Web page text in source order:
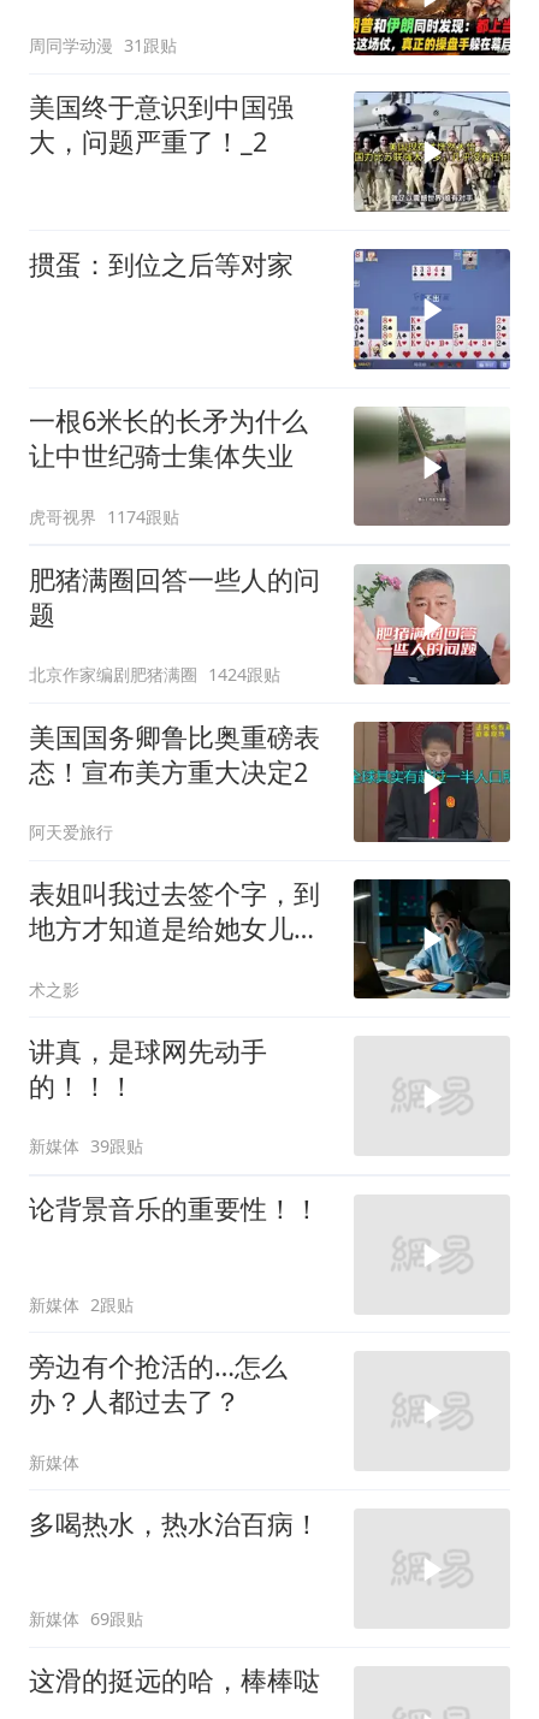
周同学动漫 31跟贴
美国终于意识到中国强
大，问题严重了！_2
掼蛋：到位之后等对家
一根6米长的长矛为什么
让中世纪骑士集体失业
虎哥视界 1174跟贴
肥猪满圈回答一些人的问
题
北京作家编剧肥猪满圈 1424跟贴
美国国务卿鲁比奥重磅表
态！宣布美方重大决定2
阿天爱旅行
表姐叫我过去签个字，到
地方才知道是给她女儿婚
术之影
讲真，是球网先动手
的！！！
新媒体 39跟贴
论背景音乐的重要性！！
新媒体 2跟贴
旁边有个抢活的…怎么
办？人都过去了？
新媒体
多喝热水，热水治百病！
新媒体 69跟贴
这滑的挺远的哈，棒棒哒